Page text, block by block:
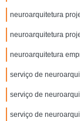
neuroarquitetura
neuroarquitetura
neuroarquitetura
serviço de
serviço de
serviço de